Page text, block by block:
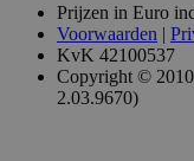
Prijzen in Euro
Voorwaarden |
KvK 42100537
Copyright ©
2.03.9670)